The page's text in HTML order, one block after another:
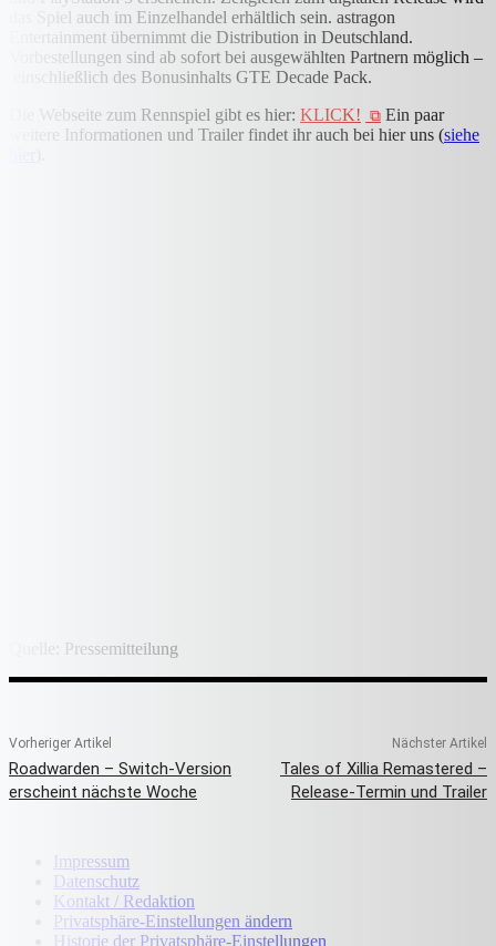
das Spiel auch im Einzelhandel erhältlich sein. astragon
Entertainment übernimmt die Distribution in Deutschland.
Vorbestellungen sind ab sofort bei ausgewählten Partnern möglich –
einschließlich des Bonusinhalts GTE Decade Pack.
Die Webseite zum Rennspiel gibt es hier: KLICK!
Ein paar
weitere Informationen und Trailer findet ihr auch bei hier uns (siehe
Quelle: Pressemitteilung
Vorheriger Artikel
Roadwarden – Switch-Version
erscheint nächste Woche
Nächster Artikel
Tales of Xillia Remastered –
Release-Termin und Trailer
Impressum
Datenschutz
Kontakt / Redaktion
Privatsphäre-Einstellungen ändern
Historie der Privatsphäre-Einstellungen